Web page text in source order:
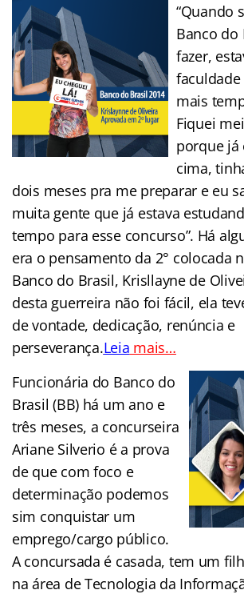
“Quando
Banco do
fazer,
mais
Fiquei
porque já
cima,
dois meses pra me preparar e eu
muita gente que já estava
tempo para esse concurso”. Há
era o pensamento da 2° colocada
Banco do Brasil, Krisllayne de
desta guerreira não foi fácil, ela
de vontade, dedicação, renúncia e
perseverança.Leia mais…
Funcionária do Banco do
Brasil (BB) há um ano e
três meses, a concurseira
Ariane Silverio é a prova
de que com foco e
determinação podemos
sim conquistar um
emprego/cargo público.
A concursada é casada, tem um
na área de Tecnologia da